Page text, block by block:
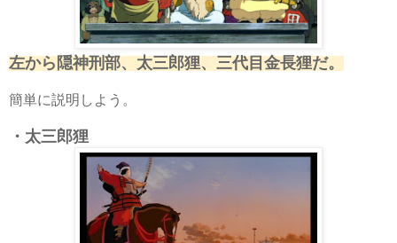
左から隠神刑部、太三郎狸、三代目金長狸だ。
簡単に説明しよう。
・太三郎狸